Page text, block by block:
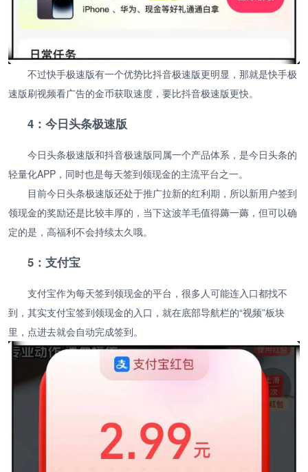
不过快手极速版有一个优势比抖音极速版更明显，那就是快手极
速版刷视频看广告的金币获取速度，要比抖音极速版更快。
4：今日头条极速版
今日头条极速版和抖音极速版同属一个产品体系，是今日头条的
轻量化APP，同时也是每天签到领现金的主流平台之一。
目前今日头条极速版还处于推广拉新的红利期，所以新用户签到
领现金的奖励还是比较丰厚的，当下这波羊毛值得薅一薅，但可以确
定的是，高福利不会持续太久哦。
5：支付宝
支付宝作为每天签到领现金的平台，很多人可能连入口都找不
到，其实支付宝签到领现金的入口，就在底部导航栏的“视频”板块
里，点进去就会自动完成签到。